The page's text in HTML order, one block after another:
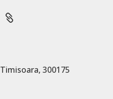

Timisoara, 300175